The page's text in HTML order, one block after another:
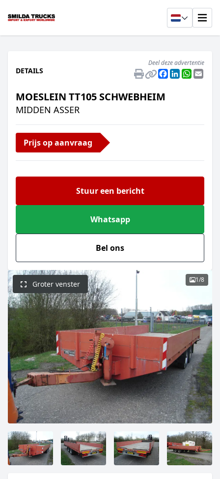
DETAILS
Deel deze advertentie
Facebook
LinkedIn
MOESLEIN TT105 SCHWEBHEIM
MIDDEN ASSER
Prijs op aanvraag
Stuur een bericht
Whatsapp
Bel ons
Groter venster 1/8